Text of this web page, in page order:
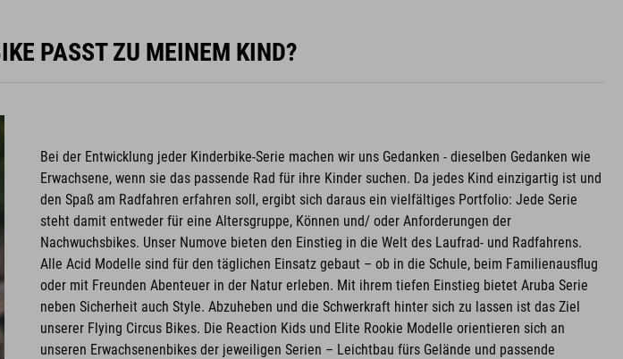
PASST ZU MEINEM KIND?
Bei der Entwicklung jeder Kinderbike-Serie machen wir uns Gedanken - dieselben Gedanken wie
Erwachsene, wenn sie das passende Rad für ihre Kinder suchen. Da jedes Kind einzigartig ist und
den Spaß am Radfahren erfahren soll, ergibt sich daraus ein vielfältiges Portfolio: Jede Serie
steht damit entweder für eine Altersgruppe, Können und/ oder Anforderungen der
Nachwuchsbikes. Unser Numove bieten den Einstieg in die Welt des Laufrad- und Radfahrens.
Alle Acid Modelle sind für den täglichen Einsatz gebaut – ob in die Schule, beim Familienausflug
oder mit Freunden Abenteuer in der Natur erleben. Mit ihrem tiefen Einstieg bietet Aruba Serie
neben Sicherheit auch Style. Abzuheben und die Schwerkraft hinter sich zu lassen ist das Ziel
unserer Flying Circus Bikes. Die Reaction Kids und Elite Rookie Modelle orientieren sich an
unseren Erwachsenenbikes der jeweiligen Serien – Leichtbau fürs Gelände und passende